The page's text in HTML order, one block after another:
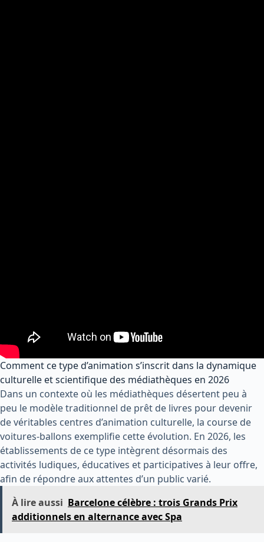
Comment ce type d’animation s’inscrit dans la dynamique
culturelle et scientifique des médiathèques en 2026
Dans un contexte où les médiathèques désertent peu à
peu le modèle traditionnel de prêt de livres pour devenir
de véritables centres d’animation culturelle, la course de
voitures-ballons exemplifie cette évolution. En 2026, les
établissements de ce type intègrent désormais des
activités ludiques, éducatives et participatives à leur offre,
afin de répondre aux attentes d’un public varié.
À lire aussi Barcelone célèbre : trois Grands Prix
additionnels en alternance avec Spa